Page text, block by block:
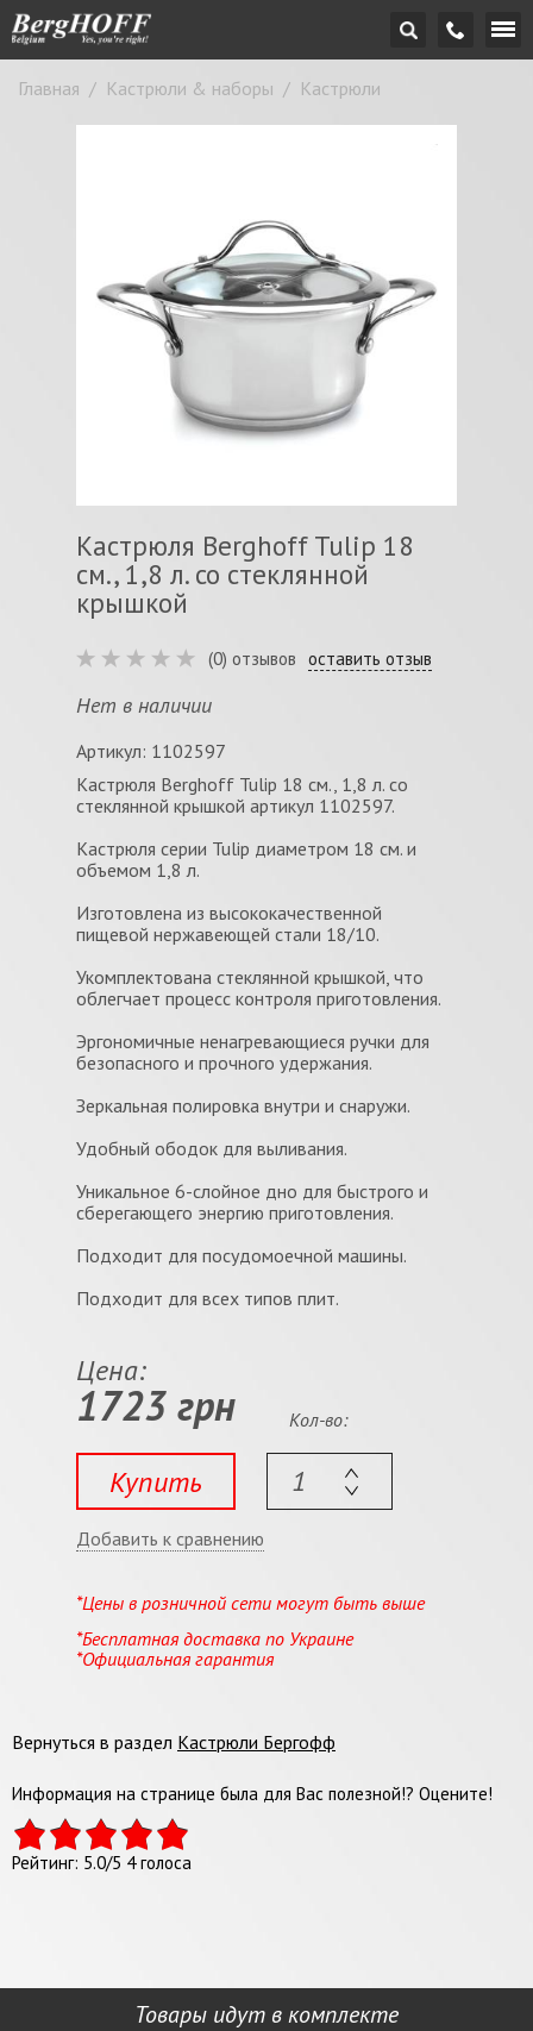
Главная / Кастрюли & наборы / Кастрюли
Кастрюля Berghoff Tulip 18
см., 1,8 л. со стеклянной
крышкой
(0) отзывов оставить отзыв
Нет в наличии
Артикул: 1102597
Кастрюля Berghoff Tulip 18 см., 1,8 л. со
стеклянной крышкой артикул 1102597.
Кастрюля серии Tulip диаметром 18 см. и
объемом 1,8 л.
Изготовлена из высококачественной
пищевой нержавеющей стали 18/10.
Укомплектована стеклянной крышкой, что
облегчает процесс контроля приготовления.
Эргономичные ненагревающиеся ручки для
безопасного и прочного удержания.
Зеркальная полировка внутри и снаружи.
Удобный ободок для выливания.
Уникальное 6-слойное дно для быстрого и
сберегающего энергию приготовления.
Подходит для посудомоечной машины.
Подходит для всех типов плит.
Цена:
1723 грн
Купить
Кол-во:
Добавить к сравнению
*Цены в розничной сети могут быть выше
*Бесплатная доставка по Украине
*Официальная гарантия
Вернуться в раздел Кастрюли Бергофф
Информация на странице была для Вас полезной!? Оцените!
Рейтинг: 5.0/5 4голоса
Товары идут в комплекте